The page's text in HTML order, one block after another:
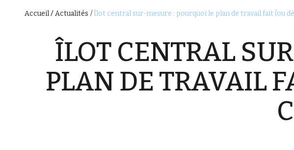
Accueil Actualités Îlot central sur-mesure : pourquoi le plan de travail fait (ou
ÎLOT CENTRAL
PLAN DE TRAVAIL